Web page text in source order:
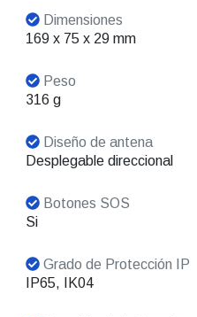
Dimensiones
169 x 75 x 29 mm
Peso
316 g
Diseño de antena
Desplegable direccional
Botones SOS
Si
Grado de Protección IP
IP65, IK04